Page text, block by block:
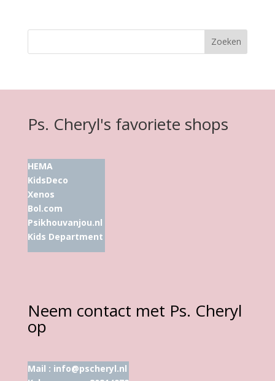
Ps. Cheryl's favoriete shops
HEMA
KidsDeco
Xenos
Bol.com
Psikhouvanjou.nl
Kids Department
Neem contact met Ps. Cheryl
op
Mail : info@pscheryl.nl